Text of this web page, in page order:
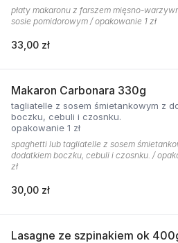
płaty makaronu z farszem mięsno-
sosie pomidorowym / opakowanie 1 zł
33,00 zł
Makaron Carbonara 330g
tagliatelle z sosem śmietankowym z dodatkiem
boczku, cebuli i czosnku.
opakowanie 1 zł
spaghetti lub tagliatelle z sosem
dodatkiem boczku, cebuli i czosnku. /
zł
30,00 zł
Lasagne ze szpinakiem ok